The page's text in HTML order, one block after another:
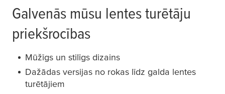
Galvenās mūsu lentes turētāju
priekšrocības
Mūžīgs un stilīgs dizains
Dažādas versijas no rokas līdz galda lentes
turētājiem